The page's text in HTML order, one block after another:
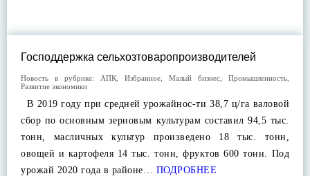
Господдержка сельхозтоваропроизводителей
Новость в рубрике: АПК Избранное Малый бизнес Промышленность
Развитие экономики
В 2019 году при средней урожайнос-ти 38,7 ц/га валовой
сбор по основным зерновым культурам составил 94,5 тыс.
тонн, масличных культур произведено 18 тыс. тонн,
овощей и картофеля 14 тыс. тонн, фруктов 600 тонн. Под
урожай 2020 года в районе… ПОДРОБНЕЕ